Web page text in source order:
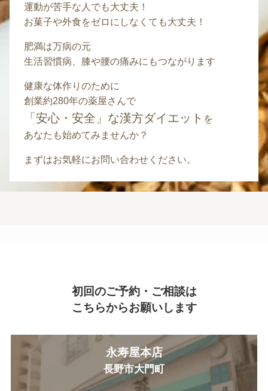
運動が苦手な人でも大丈夫！
お菓子や外食をゼロにしなくても大丈夫！
肥満は万病の元
生活習慣病、膝や腰の痛みにもつながります
健康な体作りのために
創業約280年の薬屋さんで
「安心・安全」な漢方ダイエット を
あなたも始めてみませんか？
まずはお気軽にお問い合わせください。
初回のご予約・ご相談は
こちらからお願いします
永寿屋本店
長野市大門町